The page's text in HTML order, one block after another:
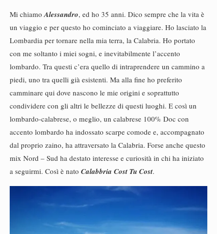
Mi chiamo Alessandro, ed ho 35 anni. Dico sempre che la vita è
un viaggio e per questo ho cominciato a viaggiare. Ho lasciato la
Lombardia per tornare nella mia terra, la Calabria. Ho portato
con me soltanto i miei sogni, e inevitabilmente l’accento
lombardo. Tra questi c’era quello di intraprendere un cammino a
piedi, uno tra quelli già esistenti. Ma alla fine ho preferito
camminare qui dove nascono le mie origini e soprattutto
condividere con gli altri le bellezze di questi luoghi. E così un
lombardo-calabrese, o meglio, un calabrese 100% Doc con
accento lombardo ha indossato scarpe comode e, accompagnato
dal proprio zaino, ha attraversato la Calabria. Forse anche questo
mix Nord – Sud ha destato interesse e curiosità in chi ha iniziato
a seguirmi. Così è nato Calabbria Cost Tu Cost.